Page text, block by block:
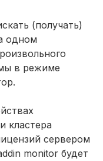
(получать)
одном
в режиме
кластера
сервером
monitor будет